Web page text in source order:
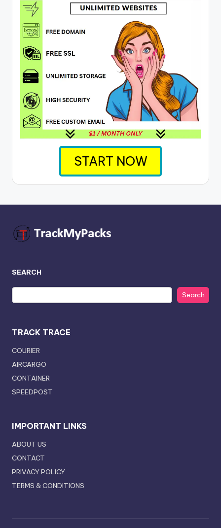
START NOW
SEARCH
Search
TRACK TRACE
COURIER
AIRCARGO
CONTAINER
SPEEDPOST
IMPORTANT LINKS
ABOUT US
CONTACT
PRIVACY POLICY
TERMS & CONDITIONS